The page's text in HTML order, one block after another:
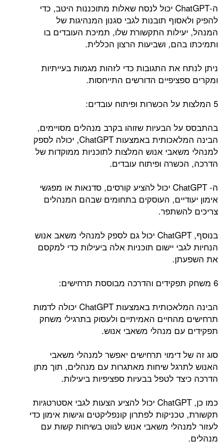
ה-ChatGPT יכול לנסח שאלות מתוכננות היטב, כדי
להפיק ולאסוף תובנות לגבי סגנון המנהיגות של
המנהל, יעילות התקשורת שלו, תמיכת העובדים בו
ותמיכתו בהם, ושביעות הרצון הכללית.
ניתן לנתח את התגובות כדי לזהות מגמות בעייתיות
ומקרים ספציפיים הדורשים התייחסות.
5 המלצות על הכשרות ופיתוח עובדים:
בהתבסס על הבעיות שזוהו בקרב מנהלים מסויימים,
הבינה המלאכותית באמצעות ChatGPT, יכולה לספק
למנהלי משאבי אנוש המלצות לתוכניות ממוקדות של
הדרכה, הכשרה ופיתוח עובדים.
ה- ChatGPT יכול להציע קורסים, סדנאות או מפגשי
אימון יעודיים, העוסקים בתחומים שבהם המנהלים
צריכים להשתפר.
בנוסף, ChatGPT יכול גם לספק למנהלי משאב אנוש
הנחיות לגבי יישום תוכניות אלה ביעילות כדי למקסם
את השפעתן.
6 משחק תפקידים והדרכה מבוססת תרחישים:
הבינה המלאכותית באמצעות ChatGPT יכולה לדמות
תרחישים מהחיים האמיתיים ולעסוק בתרגילי משחק
תפקידים עם מנהלי משאבי אנוש.
סוג זה של דימוי תרחישים יאפשר למנהלי משאבי
האנוש לתרגל שיחות מאתגרות עם מנהלים, תוך מתן
הדרכה כיצד לטפל בבעיות ספציפיות ביעילות.
כמו כן, ChatGPT יכול להציע הצעות לגבי אסטרטגיות
תקשורת, טכניקות לפתרון קונפליקטים וגישות אימון כדי
לעזור למנהלי משאבי אנוש לנווט בשיחות קשות עם
מנהלים.